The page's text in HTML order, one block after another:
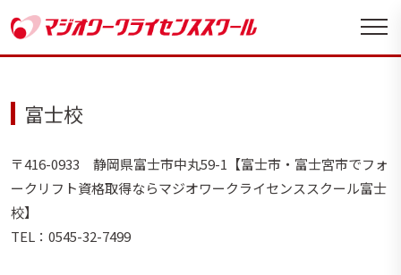
富士校
〒416-0933 静岡県富士市中丸59-1【富士市・富士宮市でフォ
ークリフト資格取得ならマジオワークライセンススクール富士
校】
TEL：0545-32-7499